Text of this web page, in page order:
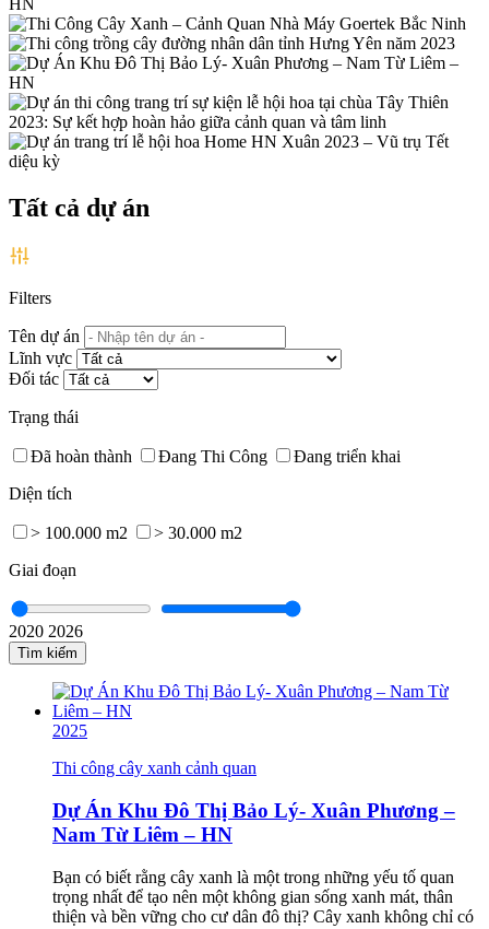
Tất cả dự án
Filters
Tên dự án
Lĩnh vực
Đối tác
Trạng thái
Đã hoàn thành Đang Thi Công
Đang triển khai
Diện tích
> 100.000 m2
> 30.000 m2
Giai đoạn
2020 2026
Tìm kiếm
2025
Thi công cây xanh cảnh quan
Dự Án Khu Đô Thị Bảo Lý- Xuân Phương –
Nam Từ Liêm – HN
Bạn có biết rằng cây xanh là một trong những yếu tố quan
trọng nhất để tạo nên một không gian sống xanh mát, thân
thiện và bền vững cho cư dân đô thị? Cây xanh không chỉ có